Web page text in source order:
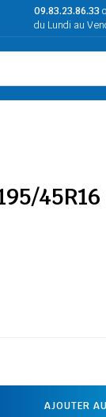
09.83.23.86.33
du Lundi au
45R16
AJOUTER